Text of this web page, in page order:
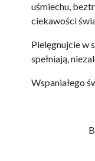
uśmiechu,
ciekawości
Pielęgnujcie w
spełniają,
Wspaniałego